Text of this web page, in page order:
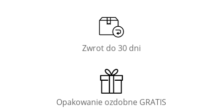
Zwrot do 30 dni
Opakowanie ozdobne GRATIS